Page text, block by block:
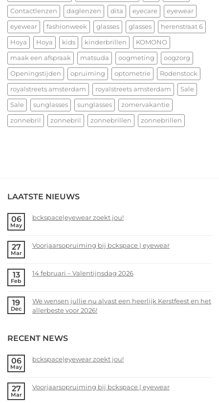
allerbeste
voor
2026!
Contactlenzen daglenzen dita eyecare eyewear
eyewear fashionweek glasses glasses herenstraat 6
Hoya Hoya kids kinderbrillen KOMONO
maak een afspraak matsuda oogmeting oogzorg
Openingstijden opruiming optometrie Rodenstock
royalstreets amsterdam royalstreets amsterdam Sale
Sale sunglasses sunglasses zomervakantie
zonnebril zonnebril zonnebrillen zonnebrillen
LAATSTE NIEUWS
06
May
bckspace|eyewear zoekt jou!
on
jou!
27
Mar
Voorjaarsopruiming bij bckspace | eyewear
on
bckspace
|
13
Feb
14 februari – Valentijnsdag 2026
on
14
Valentijnsdag
19
Dec
We wensen jullie nu alvast een heerlijk Kerstfeest en het
allerbeste voor 2026!
on
wensen
alvast
RECENT NEWS
06
May
bckspace|eyewear zoekt jou!
on
27
Mar
Voorjaarsopruiming bij bckspace | eyewear